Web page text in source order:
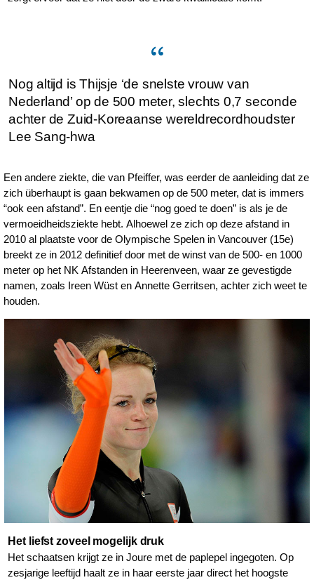
Nog altijd is Thijsje ‘de snelste vrouw van
Nederland’ op de 500 meter, slechts 0,7 seconde
achter de Zuid-Koreaanse wereldrecordhoudster
Lee Sang-hwa
Een andere ziekte, die van Pfeiffer, was eerder de aanleiding dat ze
zich überhaupt is gaan bekwamen op de 500 meter, dat is immers
“ook een afstand”. En eentje die “nog goed te doen” is als je de
vermoeidheidsziekte hebt. Alhoewel ze zich op deze afstand in
2010 al plaatste voor de Olympische Spelen in Vancouver (15e)
breekt ze in 2012 definitief door met de winst van de 500- en 1000
meter op het NK Afstanden in Heerenveen, waar ze gevestigde
namen, zoals Ireen Wüst en Annette Gerritsen, achter zich weet te
houden.
Het liefst zoveel mogelijk druk
Het schaatsen krijgt ze in Joure met de paplepel ingegoten. Op
zesjarige leeftijd haalt ze in haar eerste jaar direct het hoogste